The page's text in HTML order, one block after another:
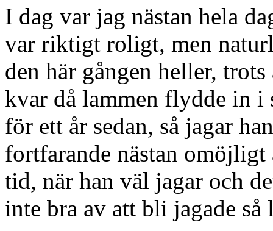
I dag var jag nästan hela
var riktigt roligt, men
den här gången heller,
kvar då lammen flydde in i
för ett år sedan, så jagar
fortfarande nästan
tid, när han väl jagar och
inte bra av att bli jagade så